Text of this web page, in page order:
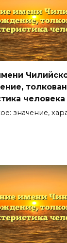
человека
значение,